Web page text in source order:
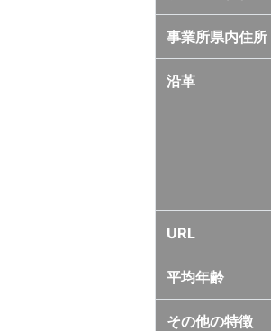
事業所県内住所
沿革
URL
平均年齢
その他の特徴